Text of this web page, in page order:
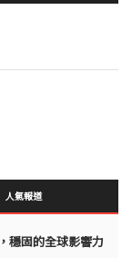
人氣報道
穩固的全球影響力